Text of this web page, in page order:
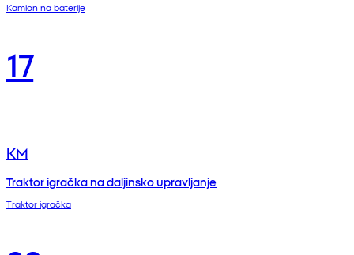
Kamion na baterije
17
KM
Traktor igračka na daljinsko upravljanje
Traktor igračka